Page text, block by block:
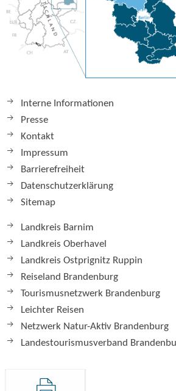
Interne Informationen
Presse
Kontakt
Impressum
Barrierefreiheit
Datenschutzerklärung
Sitemap
Landkreis Barnim
Landkreis Oberhavel
Landkreis Ostprignitz Ruppin
Reiseland Brandenburg
Tourismusnetzwerk Brandenburg
Leichter Reisen
Netzwerk Natur-Aktiv Brandenburg
Landestourismusverband